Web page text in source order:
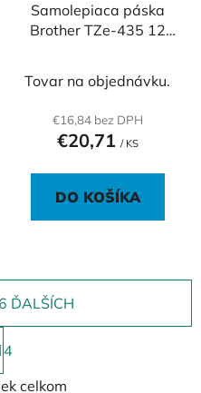
Samolepiaca páska
Brother TZe-435 12
Tovar na objednávku.
€16,84 bez DPH
€20,71 / KS
DO KOŠÍKA
ĎALŠÍCH
4
celkom